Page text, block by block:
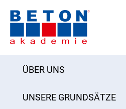
ÜBER UNS
UNSERE GRUNDSÄTZE